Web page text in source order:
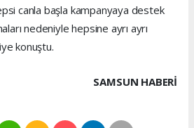
canla başla kampanyaya destek
nedeniyle hepsine ayrı ayrı
konuştu.
SAMSUN HABERİ